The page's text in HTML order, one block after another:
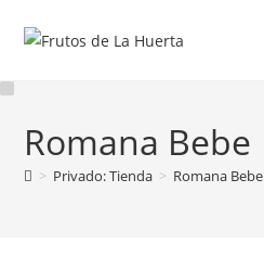
Romana Bebe
> Privado: Tienda > Romana Bebe